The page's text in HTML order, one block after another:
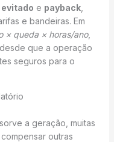
evitado e payback,
e bandeiras. Em
× queda × horas/ano,
que a operação
seguros para o
a geração, muitas
outras